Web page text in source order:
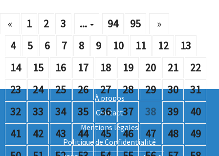
« 1 2 3
...
4
5 6 7 8 9 10 11 12
13
14
15 16 17 18 19 20 21
22
23
24 25 26 27 28 29 30
31
32
33 34 35 36 37 38 39
40
41
42 43 44 45 46 47 48
49
94 95 »
À propos
Contact
Mentions légales
Politique de Confidentialité